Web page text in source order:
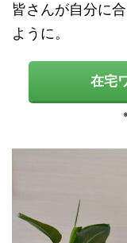
皆さんが自分に
ように。
在宅